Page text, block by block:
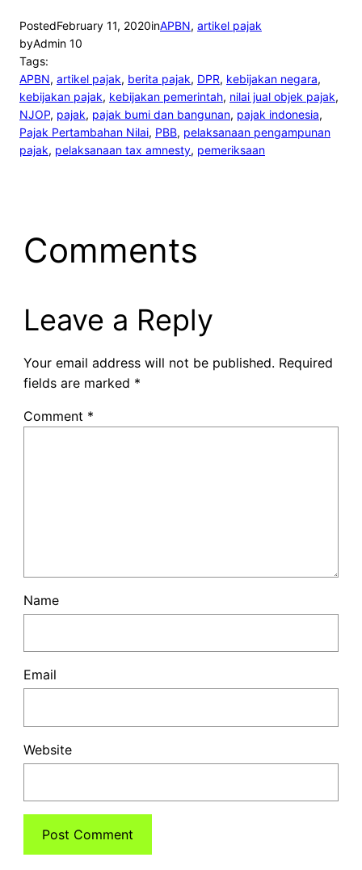
PostedFebruary 11, 2020inAPBN, artikel pajak
byAdmin 10
Tags:
APBN, artikel pajak, berita pajak, DPR, kebijakan negara
kebijakan pajak, kebijakan pemerintah, nilai jual objek pajak
NJOP, pajak, pajak bumi dan bangunan, pajak indonesia
Pajak Pertambahan Nilai, PBB, pelaksanaan pengampunan
pajak, pelaksanaan tax amnesty, pemeriksaan
Comments
Leave a Reply
Your email address will not be published. Required
fields are marked *
Comment *
Name
Email
Website